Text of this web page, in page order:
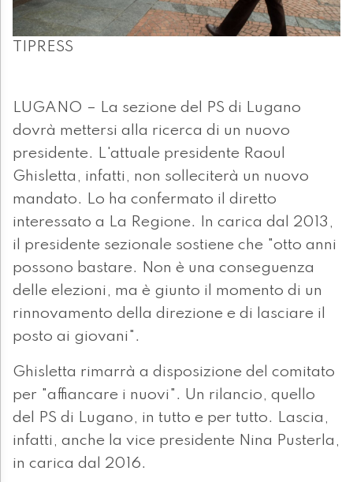
TIPRESS
LUGANO – La sezione del PS di Lugano
dovrà mettersi alla ricerca di un nuovo
presidente. L'attuale presidente Raoul
Ghisletta, infatti, non solleciterà un nuovo
mandato. Lo ha confermato il diretto
interessato a La Regione. In carica dal 2013,
il presidente sezionale sostiene che "otto anni
possono bastare. Non è una conseguenza
delle elezioni, ma è giunto il momento di un
rinnovamento della direzione e di lasciare il
posto ai giovani".
Ghisletta rimarrà a disposizione del comitato
per "affiancare i nuovi". Un rilancio, quello
del PS di Lugano, in tutto e per tutto. Lascia,
infatti, anche la vice presidente Nina Pusterla,
in carica dal 2016.